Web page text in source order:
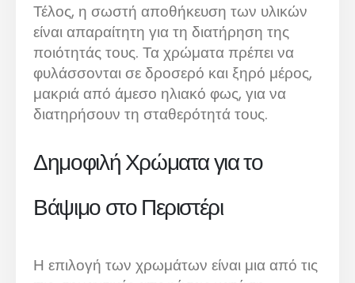
Τέλος, η σωστή αποθήκευση των υλικών
είναι απαραίτητη για τη διατήρηση της
ποιότητάς τους. Τα χρώματα πρέπει να
φυλάσσονται σε δροσερό και ξηρό μέρος,
μακριά από άμεσο ηλιακό φως, για να
διατηρήσουν τη σταθερότητά τους.
Δημοφιλή Χρώματα για το
Βάψιμο στο Περιστέρι
Η επιλογή των χρωμάτων είναι μια από τις